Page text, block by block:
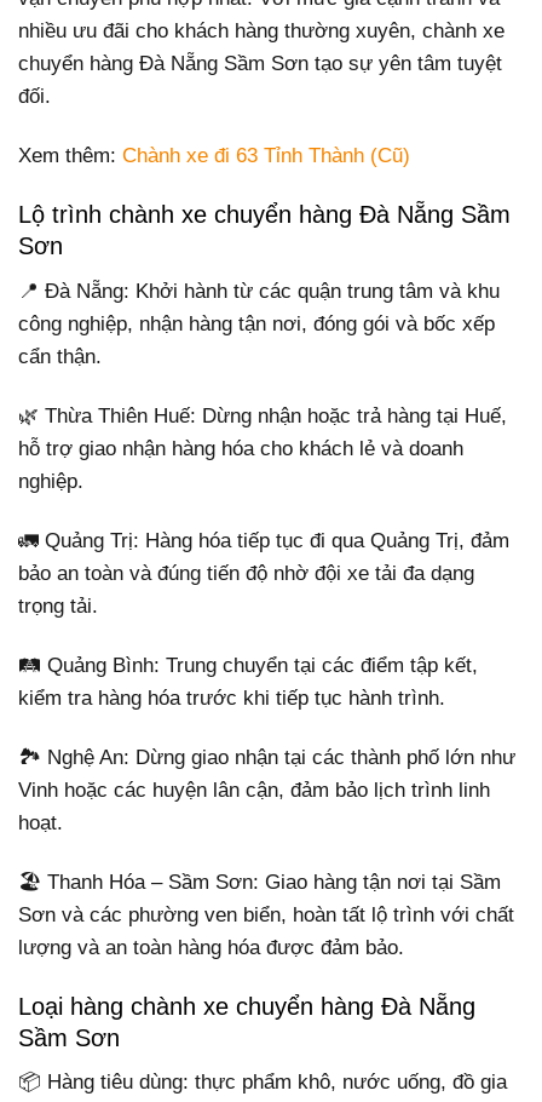
nhiều ưu đãi cho khách hàng thường xuyên, chành xe
chuyển hàng Đà Nẵng Sầm Sơn tạo sự yên tâm tuyệt
đối.
Xem thêm: Chành xe đi 63 Tỉnh Thành (Cũ)
Lộ trình chành xe chuyển hàng Đà Nẵng Sầm
Sơn
📍 Đà Nẵng: Khởi hành từ các quận trung tâm và khu
công nghiệp, nhận hàng tận nơi, đóng gói và bốc xếp
cẩn thận.
🌿 Thừa Thiên Huế: Dừng nhận hoặc trả hàng tại Huế,
hỗ trợ giao nhận hàng hóa cho khách lẻ và doanh
nghiệp.
🚛 Quảng Trị: Hàng hóa tiếp tục đi qua Quảng Trị, đảm
bảo an toàn và đúng tiến độ nhờ đội xe tải đa dạng
trọng tải.
🛤 Quảng Bình: Trung chuyển tại các điểm tập kết,
kiểm tra hàng hóa trước khi tiếp tục hành trình.
🏞 Nghệ An: Dừng giao nhận tại các thành phố lớn như
Vinh hoặc các huyện lân cận, đảm bảo lịch trình linh
hoạt.
🏖 Thanh Hóa – Sầm Sơn: Giao hàng tận nơi tại Sầm
Sơn và các phường ven biển, hoàn tất lộ trình với chất
lượng và an toàn hàng hóa được đảm bảo.
Loại hàng chành xe chuyển hàng Đà Nẵng
Sầm Sơn
📦 Hàng tiêu dùng: thực phẩm khô, nước uống, đồ gia